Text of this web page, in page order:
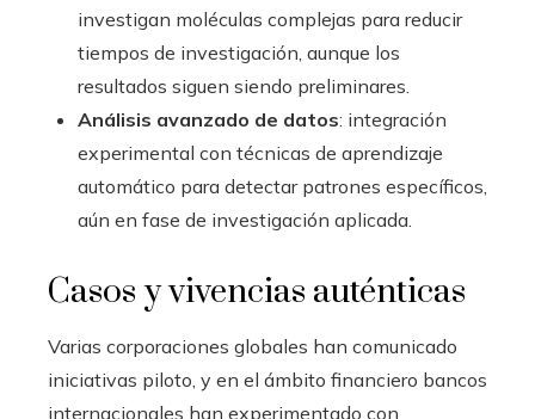
investigan moléculas complejas para reducir
tiempos de investigación, aunque los
resultados siguen siendo preliminares.
Análisis avanzado de datos: integración
experimental con técnicas de aprendizaje
automático para detectar patrones específicos,
aún en fase de investigación aplicada.
Casos y vivencias auténticas
Varias corporaciones globales han comunicado
iniciativas piloto, y en el ámbito financiero bancos
internacionales han experimentado con